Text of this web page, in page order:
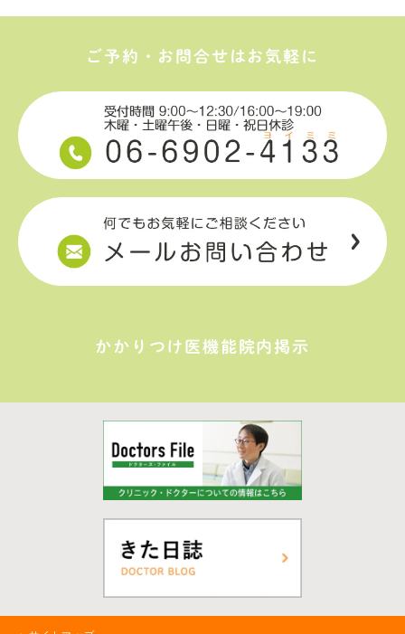
ご予約・お問合せはお気軽に
かかりつけ医機能院内掲示